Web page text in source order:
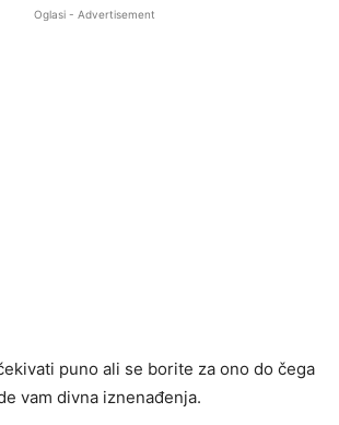
Oglasi - Advertisement
puno ali se borite za ono do čega
vam divna iznenađenja.